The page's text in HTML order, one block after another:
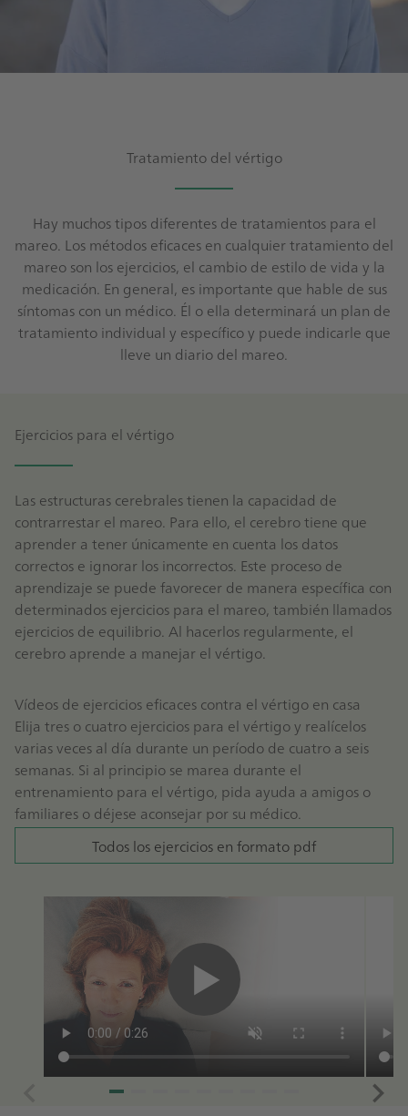
Tratamiento del vértigo
Hay muchos tipos diferentes de tratamientos para el
mareo. Los métodos eficaces en cualquier tratamiento del
mareo son los ejercicios, el cambio de estilo de vida y la
medicación. En general, es importante que hable de sus
síntomas con un médico. Él o ella determinará un plan de
tratamiento individual y específico y puede indicarle que
lleve un diario del mareo.
Ejercicios para el vértigo
Las estructuras cerebrales tienen la capacidad de
contrarrestar el mareo. Para ello, el cerebro tiene que
aprender a tener únicamente en cuenta los datos
correctos e ignorar los incorrectos. Este proceso de
aprendizaje se puede favorecer de manera específica con
determinados ejercicios para el mareo, también llamados
ejercicios de equilibrio. Al hacerlos regularmente, el
cerebro aprende a manejar el vértigo.
Vídeos de ejercicios eficaces contra el vértigo en casa
Elija tres o cuatro ejercicios para el vértigo y realícelos
varias veces al día durante un período de cuatro a seis
semanas. Si al principio se marea durante el
entrenamiento para el vértigo, pida ayuda a amigos o
familiares o déjese aconsejar por su médico.
Todos los ejercicios en formato pdf